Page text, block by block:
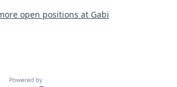
open positions at Gabi
Powered by Getro.com